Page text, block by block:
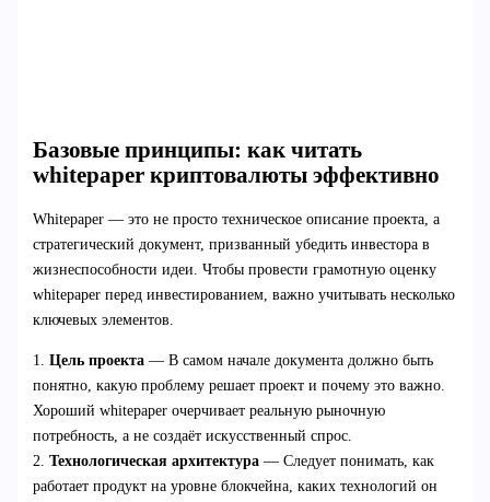
Базовые принципы: как читать
whitepaper криптовалюты эффективно
Whitepaper — это не просто техническое описание проекта, а
стратегический документ, призванный убедить инвестора в
жизнеспособности идеи. Чтобы провести грамотную оценку
whitepaper перед инвестированием, важно учитывать несколько
ключевых элементов.
1. Цель проекта— В самом начале документа должно быть
понятно, какую проблему решает проект и почему это важно.
Хороший whitepaper очерчивает реальную рыночную
потребность, а не создаёт искусственный спрос.
2. Технологическая архитектура— Следует понимать, как
работает продукт на уровне блокчейна, каких технологий он